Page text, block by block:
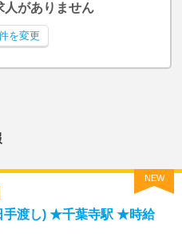
人がありません
を変更
NEW
手渡し) ★千葉寺駅 ★時給